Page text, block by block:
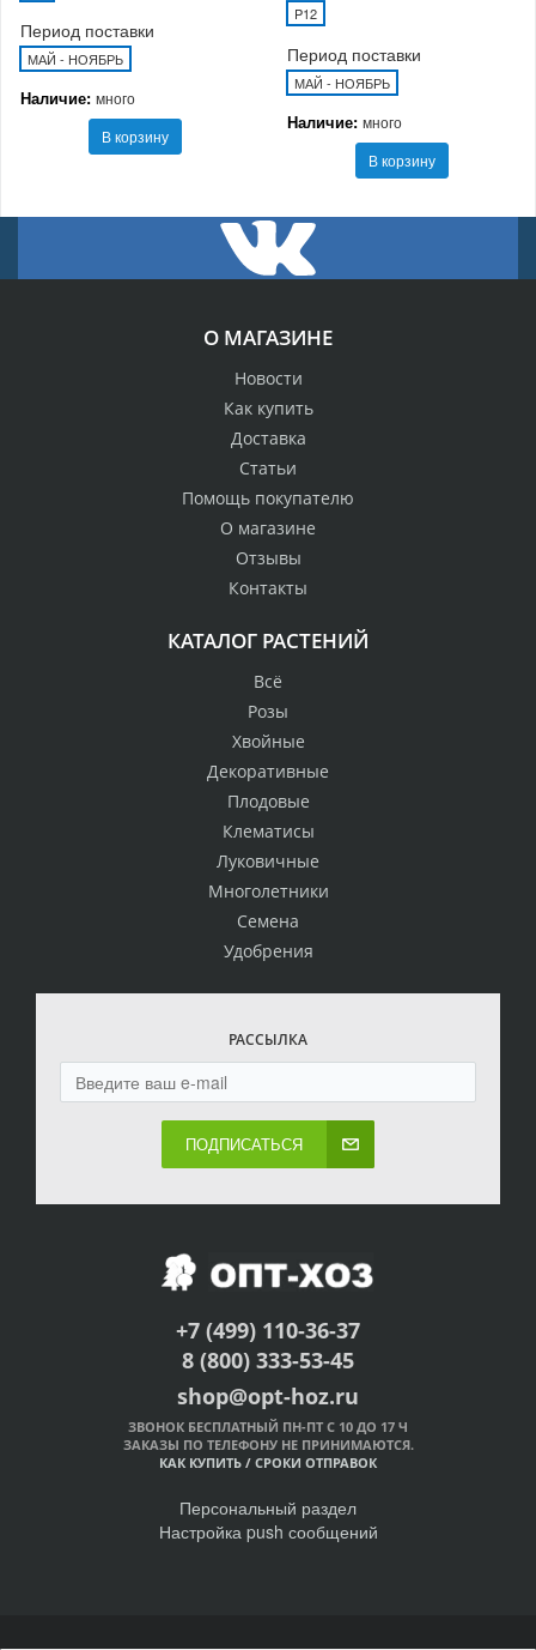
Период поставки
МАЙ - НОЯБРЬ
Наличие: много
В корзину
P12
Период поставки
МАЙ - НОЯБРЬ
Наличие: много
В корзину
О МАГАЗИНЕ
Новости
Как купить
Доставка
Статьи
Помощь покупателю
О магазине
Отзывы
Контакты
КАТАЛОГ РАСТЕНИЙ
Всё
Розы
Хвойные
Декоративные
Плодовые
Клематисы
Луковичные
Многолетники
Семена
Удобрения
РАССЫЛКА
ПОДПИСАТЬСЯ
+7 (499) 110-36-37
8 (800) 333-53-45
shop@opt-hoz.ru
ЗВОНОК БЕСПЛАТНЫЙ ПН-ПТ С 10 ДО 17 Ч
ЗАКАЗЫ ПО ТЕЛЕФОНУ НЕ ПРИНИМАЮТСЯ.
КАК КУПИТЬ / СРОКИ ОТПРАВОК
Персональный раздел
Настройка push сообщений